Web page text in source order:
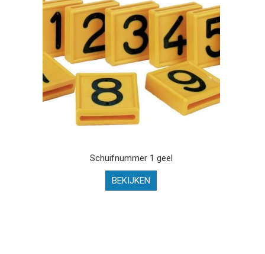
Schuifnummer 1 geel
BEKIJKEN